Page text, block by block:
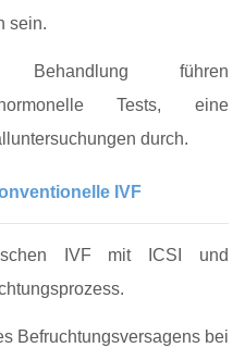
sein.
führen
hormonelle Tests, eine
durch.
IVF
IVF mit ICSI und
Befruchtungsversagens bei